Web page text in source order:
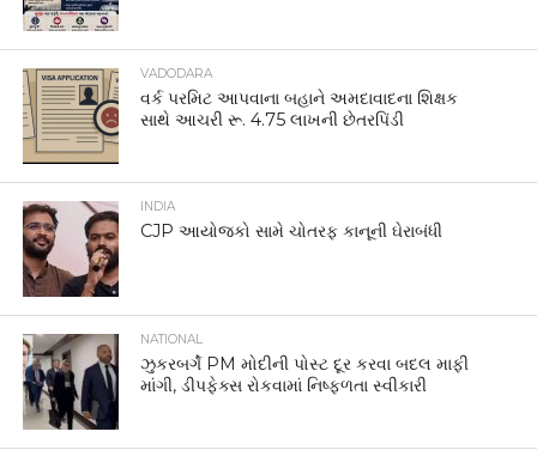
VADODARA
વર્ક પરમિટ આપવાના બહાને અમદાવાદના શિક્ષક
સાથે આચરી રૂ. 4.75 લાખની છેતરપિંડી
INDIA
CJP આયોજકો સામે ચોતરફ કાનૂની ઘેરાબંધી
NATIONAL
ઝુકરબર્ગે PM મોદીની પોસ્ટ દૂર કરવા બદલ માફી
માંગી, ડીપફેક્સ રોકવામાં નિષ્ફળતા સ્વીકારી